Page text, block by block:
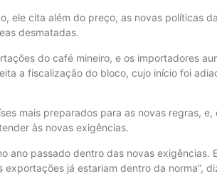
ele cita além do preço, as novas políticas
desmatadas.
do café mineiro, e os importadores
a fiscalização do bloco, cujo início foi
mais preparados para as novas regras, e,
às novas exigências.
ano passado dentro das novas exigências.
já estariam dentro da norma”,